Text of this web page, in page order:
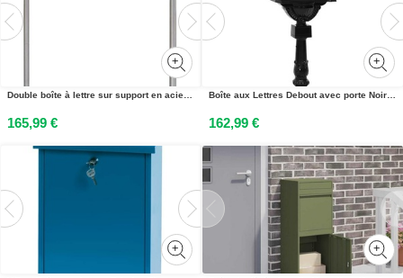
Double boîte à lettre sur support en acier inoxydable
165,99 €
Boîte aux Lettres Debout avec porte Noir 42,5 x 29,5 x 117 cm
162,99 €